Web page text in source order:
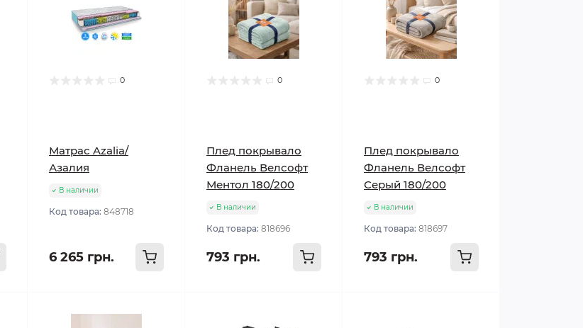
0
Матрас Azalia/
Азалия
В наличии
Код товара: 848718
6 265 грн.
0
Плед покрывало
Фланель Велсофт
Ментол 180/200
В наличии
Код товара: 818696
793 грн.
0
Плед покрывало
Фланель Велсофт
Серый 180/200
В наличии
Код товара: 818697
793 грн.